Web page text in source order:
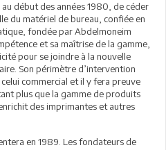
début des années 1980, de céder
du matériel de bureau, confiée en
fondée par Abdelmoneim
et sa maîtrise de la gamme,
pour se joindre à la nouvelle
Son périmètre d’intervention
commercial et il y fera preuve
plus que la gamme de produits
des imprimantes et autres
en 1989. Les fondateurs de